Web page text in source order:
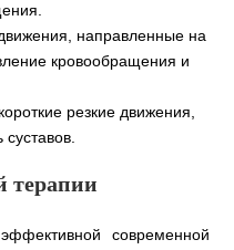
направленные на
кровообращения и
резкие движения,
терапии
современной